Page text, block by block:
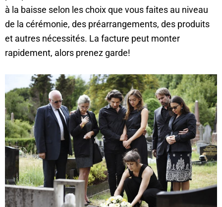
à la baisse selon les choix que vous faites au niveau
de la cérémonie, des préarrangements, des produits
et autres nécessités. La facture peut monter
rapidement, alors prenez garde!